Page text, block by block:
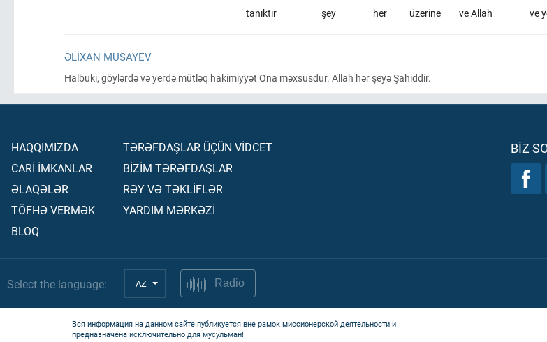
ve
ve Allah
üzerine
her
şey
tanıktır
ƏLIXAN MUSAYEV
Halbuki, göylərdə və yerdə mütləq hakimiyyət Ona məxsusdur. Allah hər şeyə Şahiddir.
HAQQIMIZDA
CARİ İMKANLAR
ƏLAQƏLƏR
TÖFHƏ VERMƏK
BLOQ
TƏRƏFDAŞLAR ÜÇÜN VİDCET
BİZİM TƏRƏFDAŞLAR
RƏY VƏ TƏKLİFLƏR
YARDIM MƏRKƏZİ
BIZ
Select the language: AZ Radio
Вся информация на данном сайте публикуется вне рамок миссионерской деятельности и
предназначена исключительно для мусульман!